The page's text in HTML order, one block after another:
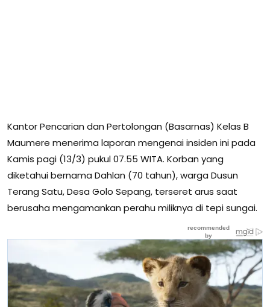
Kantor Pencarian dan Pertolongan (Basarnas) Kelas B
Maumere menerima laporan mengenai insiden ini pada
Kamis pagi (13/3) pukul 07.55 WITA. Korban yang
diketahui bernama Dahlan (70 tahun), warga Dusun
Terang Satu, Desa Golo Sepang, terseret arus saat
berusaha mengamankan perahu miliknya di tepi sungai.